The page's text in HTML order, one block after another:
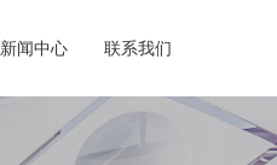
新闻中心 联系我们